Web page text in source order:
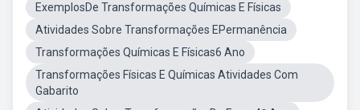
ExemplosDe Transformações Químicas E Físicas
Atividades Sobre Transformações EPermanência
Transformações Químicas E Físicas6 Ano
Transformações Físicas E Químicas Atividades Com
Gabarito